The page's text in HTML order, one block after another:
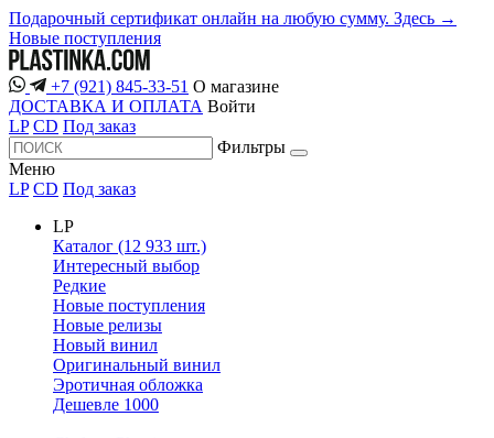
Подарочный сертификат онлайн на любую сумму. Здесь →
Новые поступления
+7 (921) 845-33-51 О магазине
ДОСТАВКА И ОПЛАТА Войти
LP CD Под заказ
Фильтры
Меню
LP CD Под заказ
LP
Каталог (12 933 шт.)
Интересный выбор
Редкие
Новые поступления
Новые релизы
Новый винил
Оригинальный винил
Эротичная обложка
Дешевле 1000